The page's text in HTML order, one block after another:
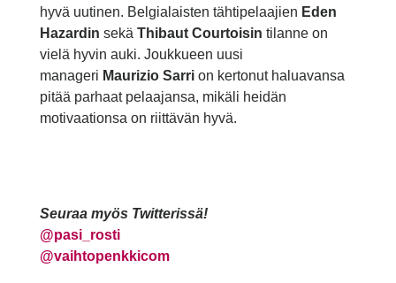
hyvä uutinen. Belgialaisten tähtipelaajien Eden
Hazardin sekä Thibaut Courtoisin tilanne on
vielä hyvin auki. Joukkueen uusi
manageri Maurizio Sarri on kertonut haluavansa
pitää parhaat pelaajansa, mikäli heidän
motivaationsa on riittävän hyvä.
Seuraa myös Twitterissä!
@pasi_rosti
@vaihtopenkkicom